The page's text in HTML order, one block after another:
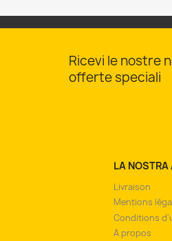
Ricevi le nostre
offerte speciali
LA NOSTRA
Livraison
Mentions
Conditions
A propos